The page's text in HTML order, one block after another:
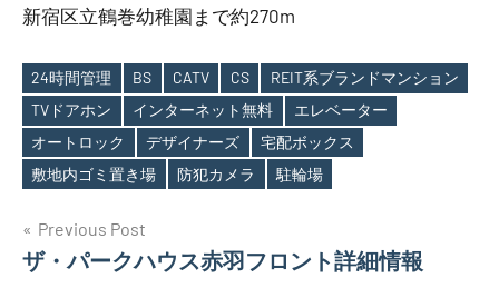
新宿区立鶴巻幼稚園まで約270m
Tags
24時間管理 BS CATV CS
REIT系ブランドマンション
TVドアホン
インターネット無料
エレベーター
オートロック
デザイナーズ
宅配ボックス
敷地内ゴミ置き場
防犯カメラ 駐輪場
投
稿
Previous Post
ザ・パークハウス赤羽フロント詳細情報